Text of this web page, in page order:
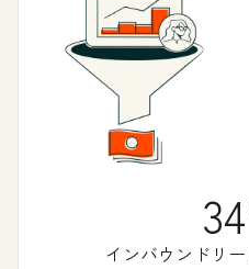
インバウンドリ